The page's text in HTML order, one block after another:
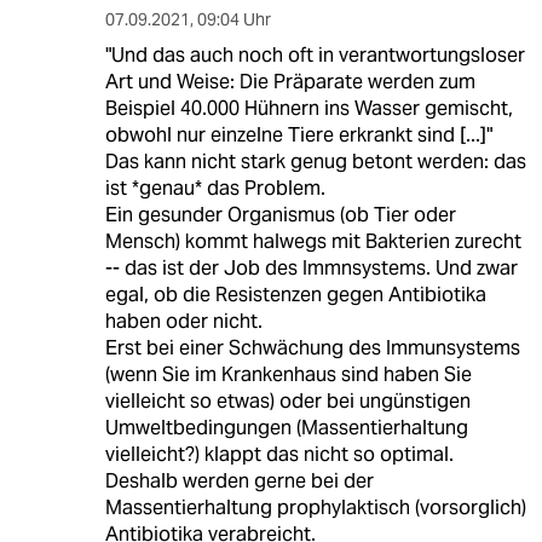
07.09.2021, 09:04 Uhr
"Und das auch noch oft in verantwortungsloser
Art und Weise: Die Präparate werden zum
Beispiel 40.000 Hühnern ins Wasser gemischt,
obwohl nur einzelne Tiere erkrankt sind [...]"
Das kann nicht stark genug betont werden: das
ist *genau* das Problem.
Ein gesunder Organismus (ob Tier oder
Mensch) kommt halwegs mit Bakterien zurecht
-- das ist der Job des Immnsystems. Und zwar
egal, ob die Resistenzen gegen Antibiotika
haben oder nicht.
Erst bei einer Schwächung des Immunsystems
(wenn Sie im Krankenhaus sind haben Sie
vielleicht so etwas) oder bei ungünstigen
Umweltbedingungen (Massentierhaltung
vielleicht?) klappt das nicht so optimal.
Deshalb werden gerne bei der
Massentierhaltung prophylaktisch (vorsorglich)
Antibiotika verabreicht.